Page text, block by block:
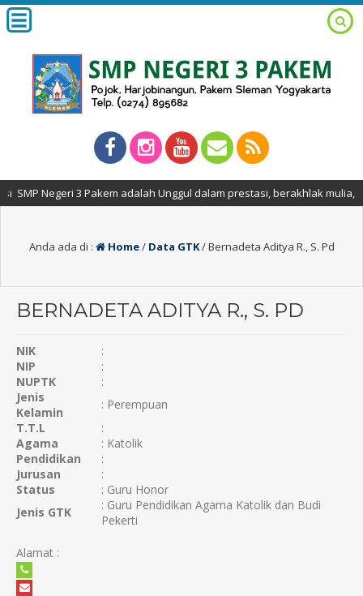
Negeri 3 Pakem adalah Unggul dalam prestasi, berakhlak mulia,
Anda ada di : Home/ Data GTK/Bernadeta Aditya R., S. Pd
BERNADETA ADITYA R., S. PD
NIK
:
NIP
:
NUPTK
:
Jenis
Kelamin
: Perempuan
T.T.L
:
Agama
: Katolik
Pendidikan
:
Jurusan
:
Status
: Guru Honor
Jenis GTK
: Guru Pendidikan Agama Katolik dan Budi
Pekerti
Alamat :